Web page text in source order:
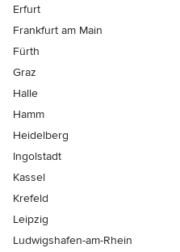
Erfurt
Frankfurt am Main
Fürth
Graz
Halle
Hamm
Heidelberg
Ingolstadt
Kassel
Krefeld
Leipzig
Ludwigshafen-am-Rhein